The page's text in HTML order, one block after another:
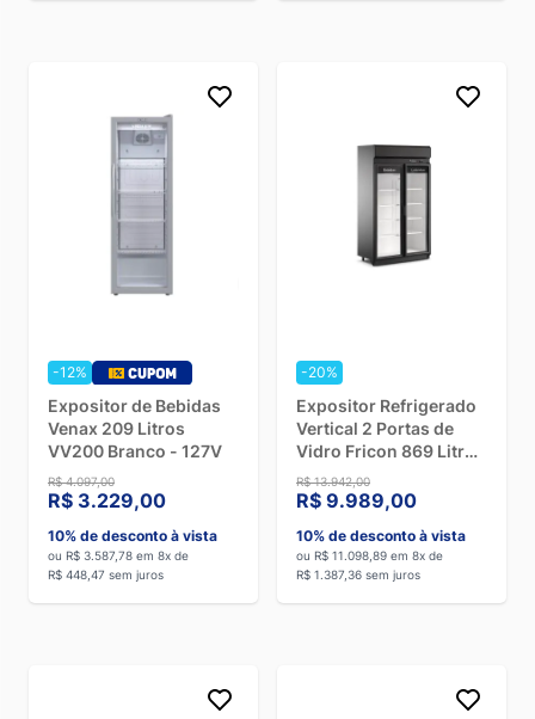
-12%
Expositor de Bebidas
Venax 209 Litros
VV200 Branco - 127V
R$ 4.097,00
R$ 3.229,00
10% de desconto à vista
ou R$ 3.587,78 em 8x de
R$ 448,47 sem juros
-20%
Expositor Refrigerado
Vertical 2 Portas de
Vidro Fricon 869 Litros
ACFM785 Preto - 220V
R$ 13.942,00
R$ 9.989,00
10% de desconto à vista
ou R$ 11.098,89 em 8x de
R$ 1.387,36 sem juros